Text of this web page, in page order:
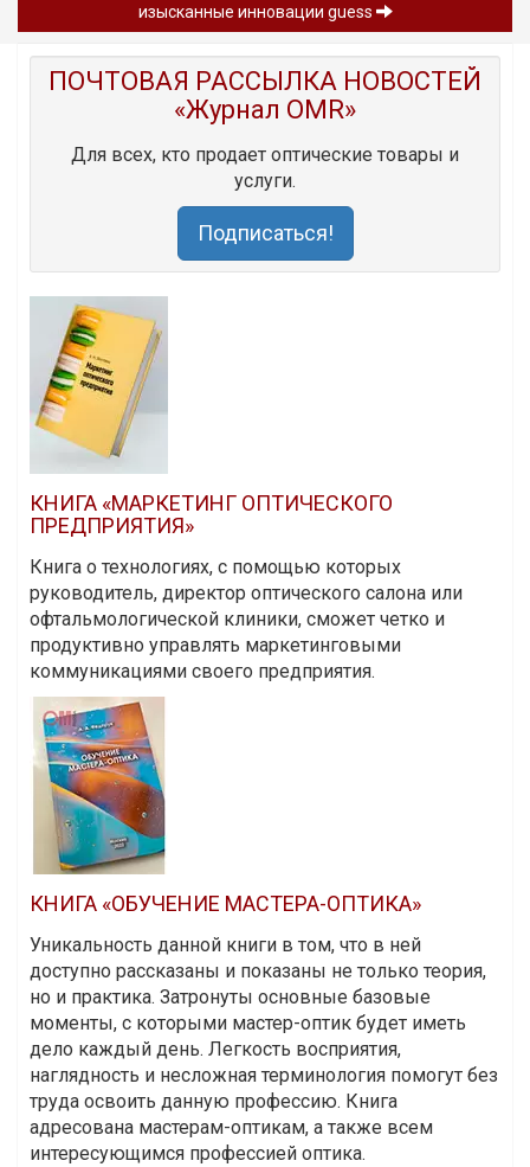
изысканные инновации guess
ПОЧТОВАЯ РАССЫЛКА НОВОСТЕЙ
«Журнал OMR»
Для всех, кто продает оптические товары и
услуги.
Подписаться!
КНИГА «МАРКЕТИНГ ОПТИЧЕСКОГО
ПРЕДПРИЯТИЯ»
Книга о технологиях, с помощью которых
руководитель, директор оптического салона или
офтальмологической клиники, сможет четко и
продуктивно управлять маркетинговыми
коммуникациями своего предприятия.
КНИГА «ОБУЧЕНИЕ МАСТЕРА-ОПТИКА»
Уникальность данной книги в том, что в ней
доступно рассказаны и показаны не только теория,
но и практика. Затронуты основные базовые
моменты, с которыми мастер-оптик будет иметь
дело каждый день. Легкость восприятия,
наглядность и несложная терминология помогут без
труда освоить данную профессию. Книга
адресована мастерам-оптикам, а также всем
интересующимся профессией оптика.